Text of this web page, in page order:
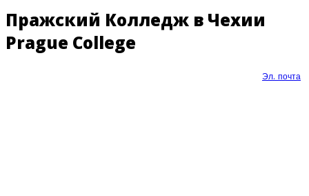
Пражский Колледж в Чехии
Prague College
Эл. почта